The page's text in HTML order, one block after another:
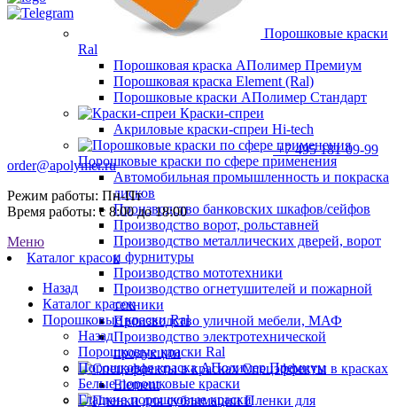
Порошковые краски
Ral
Порошковая краска АПолимер Премиум
Порошковая краска Element (Ral)
Порошковые краски АПолимер Стандарт
Краски-спреи
Акриловые краски-спреи Hi-tech
Порошковые краски по сфере применения
Автомобильная промышленность и покраска
дисков
Производство банковских шкафов/сейфов
Производство ворот, рольставней
Производство металлических дверей, ворот
и фурнитуры
Производство мототехники
Производство огнетушителей и пожарной
техники
Производство уличной мебели, МАФ
Производство электротехнической
продукции
Спецэффекты в красках
Element
Пленки для
+7 495 181-09-99
order@apolymer.ru
Режим работы: Пн-Пт
Время работы: с 8:00 до 18:00
Меню
Каталог красок
Назад
Каталог красок
Порошковые краски Ral
Назад
Порошковые краски Ral
Порошковая краска АПолимер Премиум
Белые порошковые краски
Гладкие порошковые краски